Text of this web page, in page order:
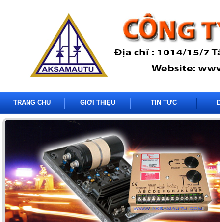
TRANG CHỦ GIỚI THIỆU TIN TỨC